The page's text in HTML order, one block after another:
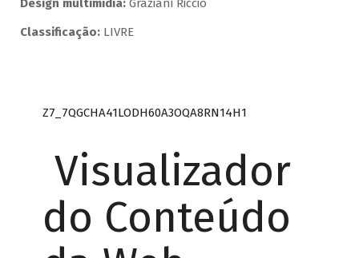
Design multimídia:Graziani Riccio
Classificação:LIVRE
Z7_7QGCHA41LODH60A3OQA8RN14H1
Visualizador
do Conteúdo